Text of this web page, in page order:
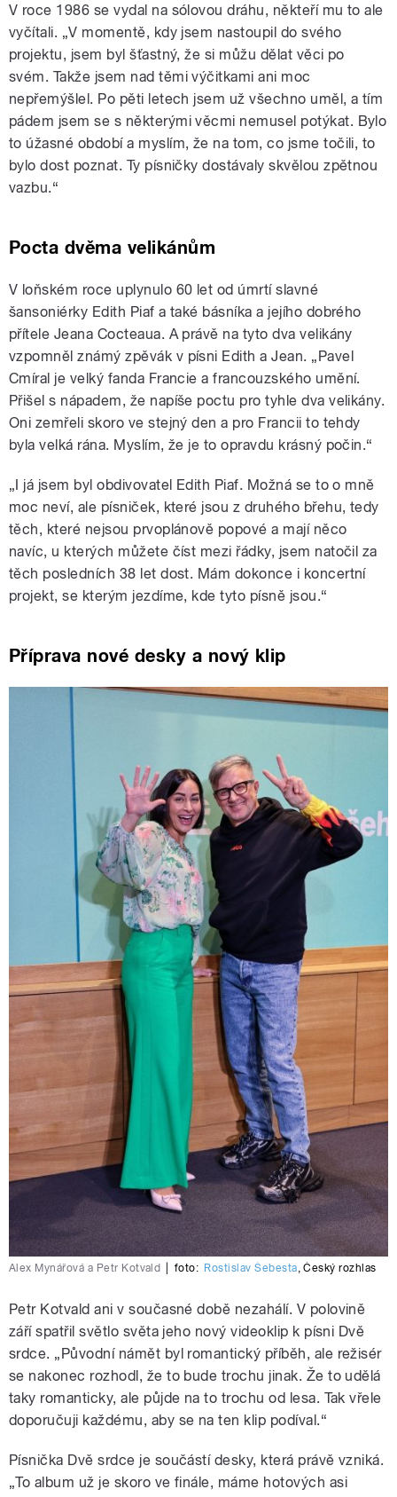
V roce 1986 se vydal na sólovou dráhu, někteří mu to ale
vyčítali. „V momentě, kdy jsem nastoupil do svého
projektu, jsem byl šťastný, že si můžu dělat věci po
svém. Takže jsem nad těmi výčitkami ani moc
nepřemýšlel. Po pěti letech jsem už všechno uměl, a tím
pádem jsem se s některými věcmi nemusel potýkat. Bylo
to úžasné období a myslím, že na tom, co jsme točili, to
bylo dost poznat. Ty písničky dostávaly skvělou zpětnou
vazbu.“
Pocta dvěma velikánům
V loňském roce uplynulo 60 let od úmrtí slavné
šansoniérky Edith Piaf a také básníka a jejího dobrého
přítele Jeana Cocteaua. A právě na tyto dva velikány
vzpomněl známý zpěvák v písni Edith a Jean. „Pavel
Cmíral je velký fanda Francie a francouzského umění.
Přišel s nápadem, že napíše poctu pro tyhle dva velikány.
Oni zemřeli skoro ve stejný den a pro Francii to tehdy
byla velká rána. Myslím, že je to opravdu krásný počin.“
„I já jsem byl obdivovatel Edith Piaf. Možná se to o mně
moc neví, ale písniček, které jsou z druhého břehu, tedy
těch, které nejsou prvoplánově popové a mají něco
navíc, u kterých můžete číst mezi řádky, jsem natočil za
těch posledních 38 let dost. Mám dokonce i koncertní
projekt, se kterým jezdíme, kde tyto písně jsou.“
Příprava nové desky a nový klip
Alex Mynářová a Petr Kotvald foto: Rostislav Šebesta,Český rozhlas
Petr Kotvald ani v současné době nezahálí. V polovině
září spatřil světlo světa jeho nový videoklip k písni Dvě
srdce. „Původní námět byl romantický příběh, ale režisér
se nakonec rozhodl, že to bude trochu jinak. Že to udělá
taky romanticky, ale půjde na to trochu od lesa. Tak vřele
doporučuji každému, aby se na ten klip podíval.“
Písnička Dvě srdce je součástí desky, která právě vzniká.
„To album už je skoro ve finále, máme hotových asi